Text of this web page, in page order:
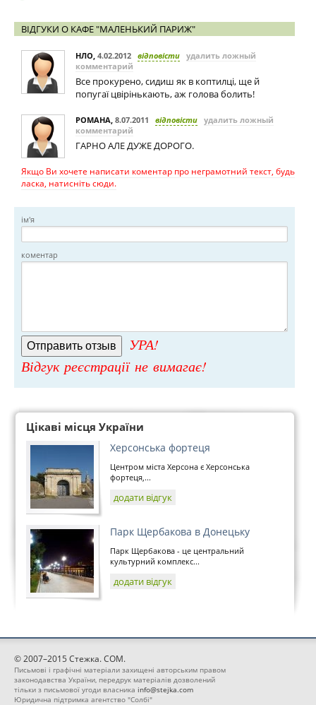
ВІДГУКИ О КАФЕ "МАЛЕНЬКИЙ ПАРИЖ"
НЛО, 4.02.2012 відповісти удалить ложный
комментарий
Все прокурено, сидиш як в коптилці, ще й
попугаї цвірінькають, аж голова болить!
РОМАНА, 8.07.2011 відповісти удалить ложный
комментарий
ГАРНО АЛЕ ДУЖЕ ДОРОГО.
Якщо Ви хочете написати коментар про неграмотний текст, будь
ласка, натисніть сюди.
ім'я
коментар
УРА!
Відгук реєстрації не вимагає!
Цікаві місця України
Херсонська фортеця
Центром міста Херсона є Херсонська
фортеця,...
додати відгук
Парк Щербакова в Донецьку
Парк Щербакова - це центральний
культурний комплекс...
додати відгук
© 2007–2015 Стежка. COM.
Письмові і графічні матеріали захищені авторським правом
законодавства України, передрук матеріалів дозволений
тільки з письмової угоди власника info@stejka.com
Юридична підтримка агентство "Солбі"